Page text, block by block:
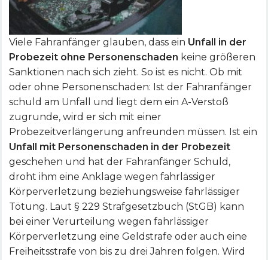
Viele Fahranfänger glauben, dass ein Unfall in der
Probezeit ohne Personenschaden keine größeren
Sanktionen nach sich zieht. So ist es nicht. Ob mit
oder ohne Personenschaden: Ist der Fahranfänger
schuld am Unfall und liegt dem ein A-Verstoß
zugrunde, wird er sich mit einer
Probezeitverlängerung anfreunden müssen. Ist ein
Unfall mit Personenschaden in der Probezeit
geschehen und hat der Fahranfänger Schuld,
droht ihm eine Anklage wegen fahrlässiger
Körperverletzung beziehungsweise fahrlässiger
Tötung. Laut § 229 Strafgesetzbuch (StGB) kann
bei einer Verurteilung wegen fahrlässiger
Körperverletzung eine Geldstrafe oder auch eine
Freiheitsstrafe von bis zu drei Jahren folgen. Wird